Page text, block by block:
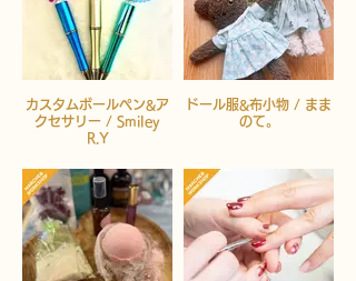
カスタムボールペン&ア
クセサリー / Smiley
R.Y
ドール服&布小物 / まま
のて。